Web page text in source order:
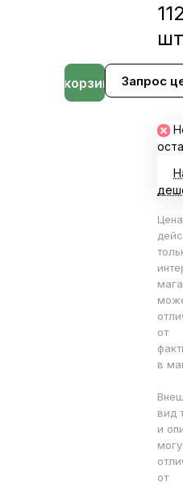
шт
Запрос
В корзине
Цена
от
в
вид
и
от